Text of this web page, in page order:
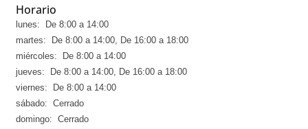
Horario
lunes: De 8:00 a 14:00
martes: De 8:00 a 14:00, De 16:00 a 18:00
miércoles: De 8:00 a 14:00
jueves: De 8:00 a 14:00, De 16:00 a 18:00
viernes: De 8:00 a 14:00
sábado: Cerrado
domingo: Cerrado